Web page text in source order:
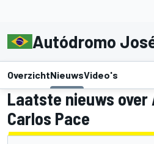
Autódromo
OverzichtNieuwsVideo's
Laatste nieuws over
Carlos Pace